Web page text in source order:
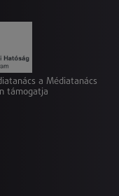
a Médiatanács
támogatja